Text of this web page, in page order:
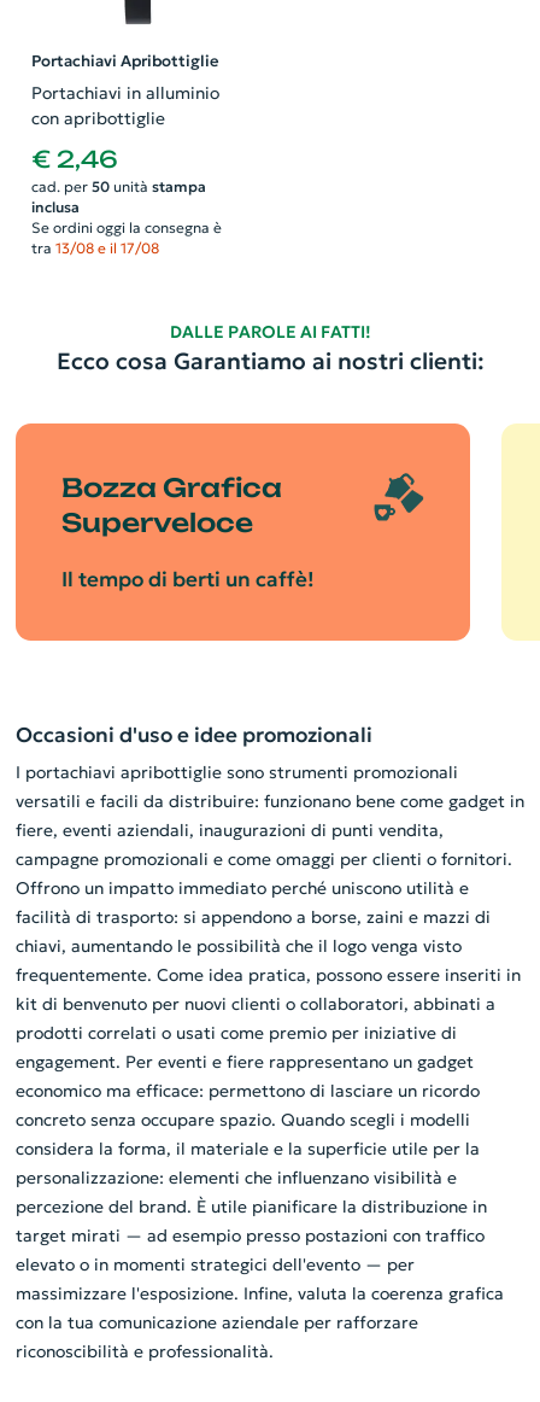
Portachiavi Apribottiglie
Portachiavi in alluminio
con apribottiglie
€ 2,46
cad. per 50unità stampa
inclusa
Se ordini oggi la consegna è
tra 13/08 e il 17/08
DALLE PAROLE AI FATTI!
Ecco cosa Garantiamo ai nostri clienti:
Bozza Grafica
Superveloce
Il tempo di berti un caffè!
Occasioni d'uso e idee promozionali
I portachiavi apribottiglie sono strumenti promozionali
versatili e facili da distribuire: funzionano bene come gadget in
fiere, eventi aziendali, inaugurazioni di punti vendita,
campagne promozionali e come omaggi per clienti o fornitori.
Offrono un impatto immediato perché uniscono utilità e
facilità di trasporto: si appendono a borse, zaini e mazzi di
chiavi, aumentando le possibilità che il logo venga visto
frequentemente. Come idea pratica, possono essere inseriti in
kit di benvenuto per nuovi clienti o collaboratori, abbinati a
prodotti correlati o usati come premio per iniziative di
engagement. Per eventi e fiere rappresentano un gadget
economico ma efficace: permettono di lasciare un ricordo
concreto senza occupare spazio. Quando scegli i modelli
considera la forma, il materiale e la superficie utile per la
personalizzazione: elementi che influenzano visibilità e
percezione del brand. È utile pianificare la distribuzione in
target mirati — ad esempio presso postazioni con traffico
elevato o in momenti strategici dell'evento — per
massimizzare l'esposizione. Infine, valuta la coerenza grafica
con la tua comunicazione aziendale per rafforzare
riconoscibilità e professionalità.